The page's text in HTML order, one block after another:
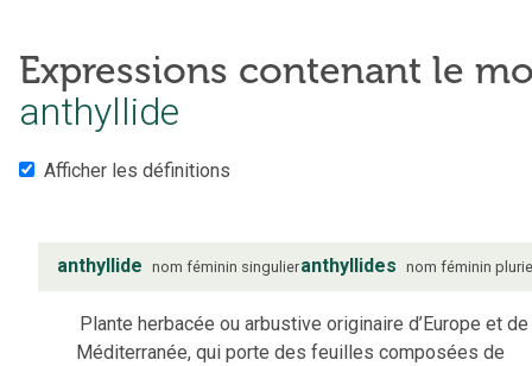
Expressions contenant le
anthyllide
Afficher les définitions
anthyllide nom féminin singulieranthyllides nom féminin
Plante herbacée ou arbustive originaire d’Europe et de
Méditerranée, qui porte des feuilles composées de